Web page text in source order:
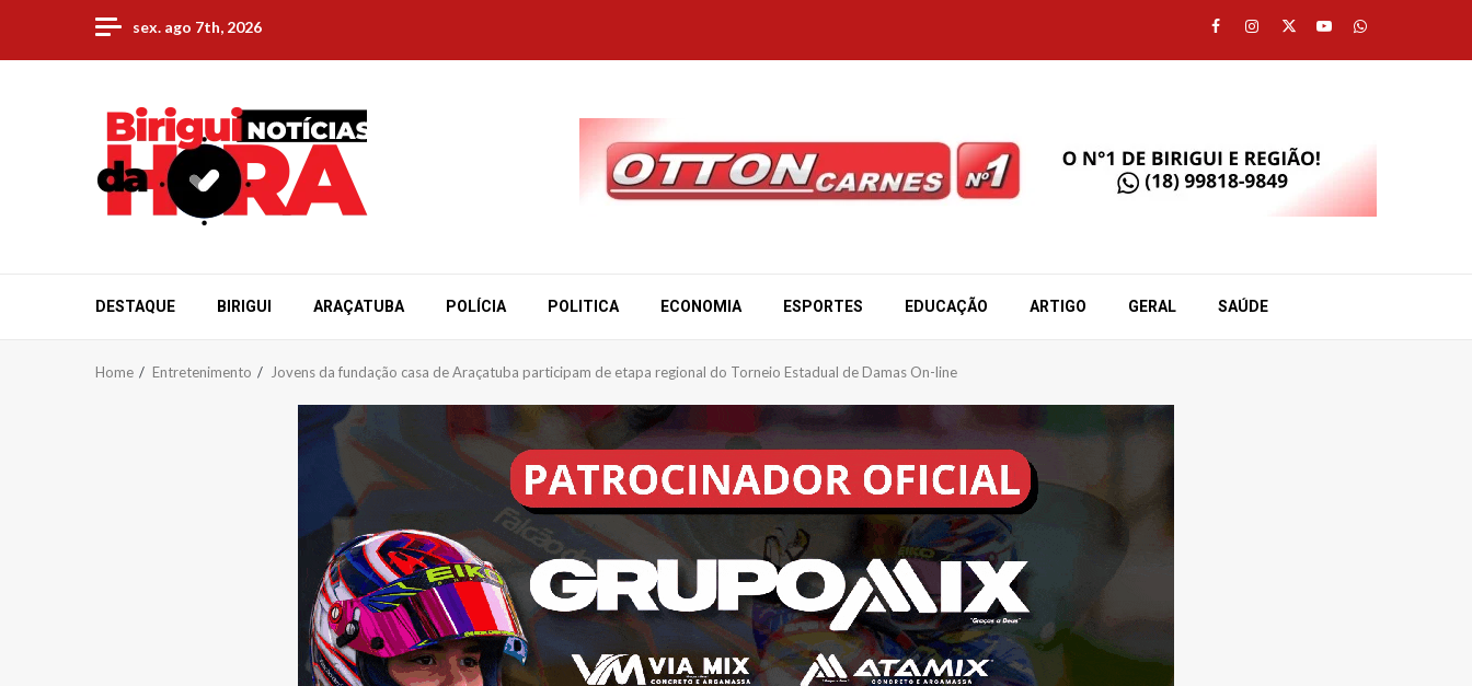
content
sex. ago 7th, 2026 Facebook
Instagram
TwitterYoutubeWhatsapp
DESTAQUE BIRIGUI ARAÇATUBA POLÍCIA POLITICA ECONOMIA ESPORTES EDUCAÇÃO ARTIGO GERAL SAÚDE
Home Entretenimento Jovens da fundação casa de Araçatuba participam de etapa regional do Torneio Estadual de Damas On-line